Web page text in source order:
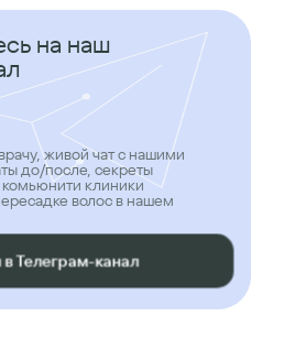
на наш
живой чат с нашими
до/после, секреты
клиники
волос в нашем
Телеграм-канал